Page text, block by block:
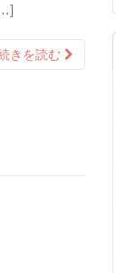
きを読む